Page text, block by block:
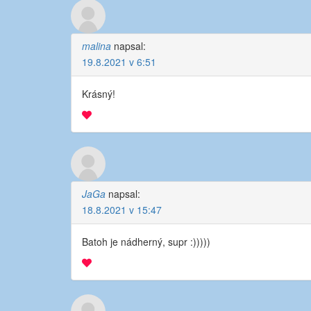
malina napsal:
19.8.2021 v 6:51
Krásný!
JaGa napsal:
18.8.2021 v 15:47
Batoh je nádherný, supr :)))))